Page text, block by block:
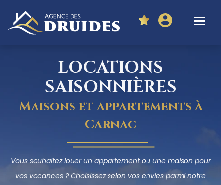
LOCATIONS
SAISONNIÈRES
Maisons et appartements à
Carnac
Vous souhaitez louer un appartement ou une maison pour
vos vacances ? Choisissez selon vos envies parmi notre